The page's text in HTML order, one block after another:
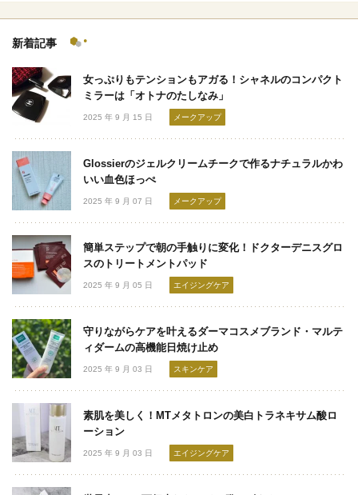
新着記事
女っぷりもテンションもアガる！シャネルのコンパクト
ミラーは「オトナのたしなみ」
2025 年 9 月 15 日 メークアップ
Glossierのジェルクリームチークで作るナチュラルかわ
いい血色ほっぺ
2025 年 9 月 07 日 メークアップ
簡単ステップで朝の手触りに変化！ドクターデニスグロ
スのトリートメントパッド
2025 年 9 月 05 日 エイジングケア
守りながらケアを叶えるダーマコスメブランド・マルテ
ィダームの高機能日焼け止め
2025 年 9 月 03 日 スキンケア
素肌を美しく！MTメタトロンの美白トラネキサム酸ロ
ーション
2025 年 9 月 03 日 エイジングケア